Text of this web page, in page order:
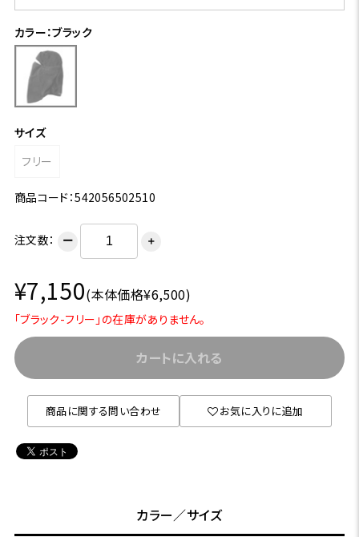
カラー：ブラック
サイズ
フリー
商品コード：542056502510
注文数： ー ＋
¥7,150(本体価格¥6,500)
「ブラック-フリー」の在庫がありません。
カートに入れる
商品に関する問い合わせ お気に入りに追加
カラー／サイズ